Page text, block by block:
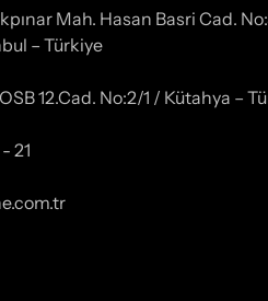
Mah. Hasan Basri Cad.
– Türkiye
12.Cad. No:2/1 / Kütahya –
21